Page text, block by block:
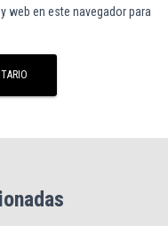
web en este navegador para